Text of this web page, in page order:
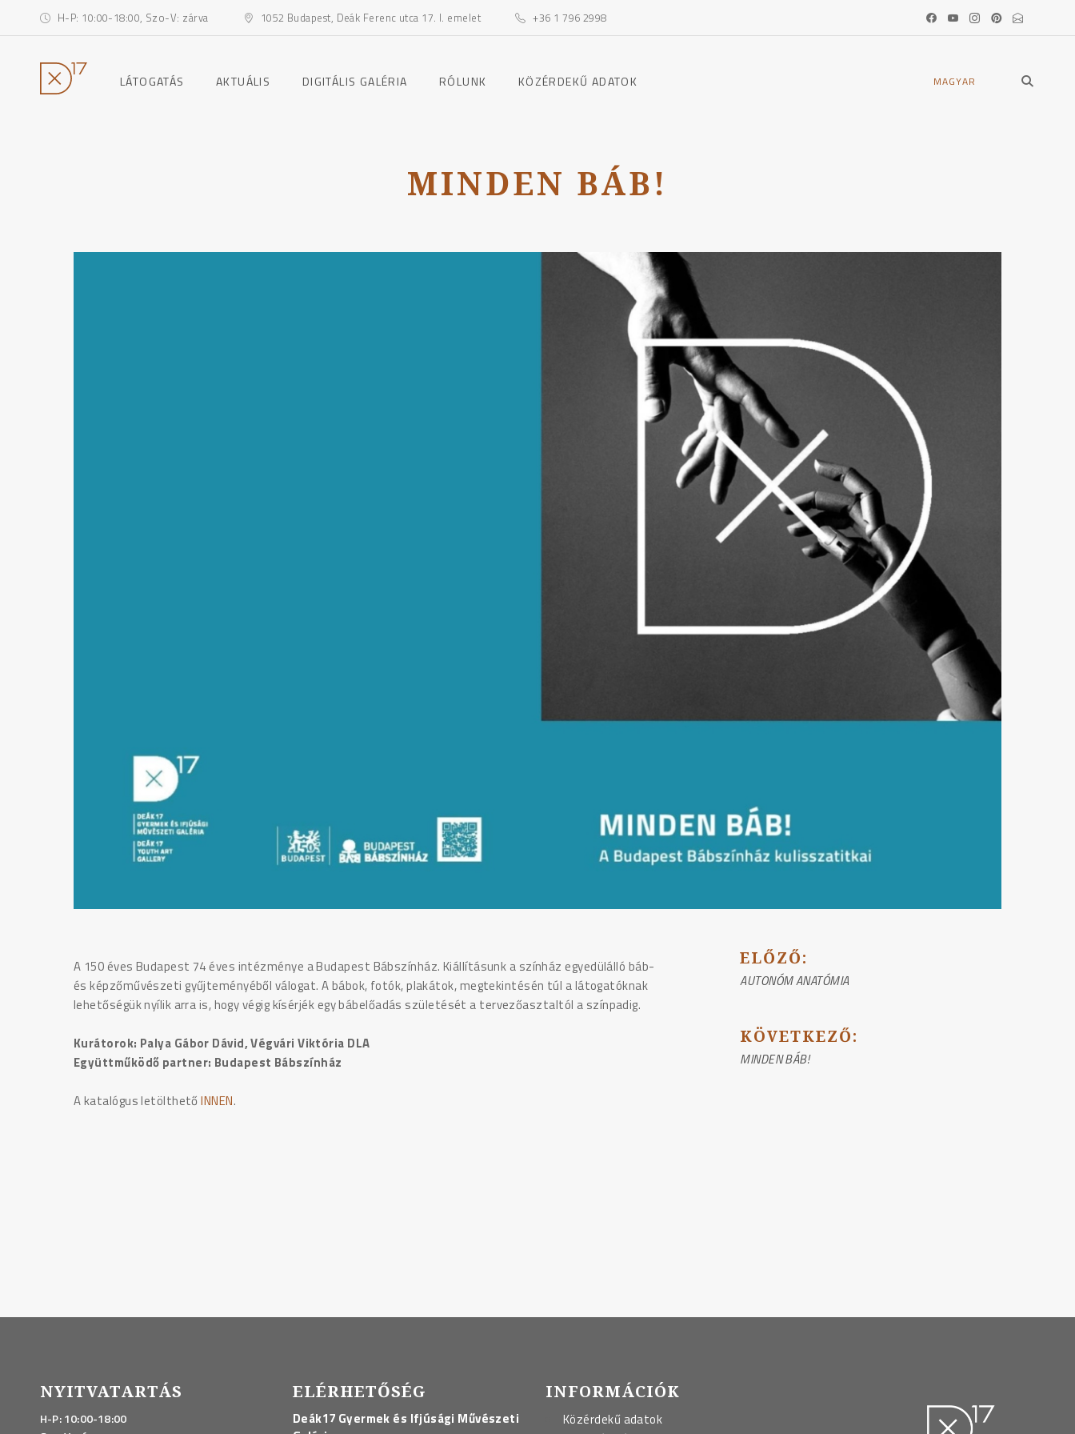
H-P: 10:00-18:00, Szo-V: zárva 1052 Budapest, Deák Ferenc utca 17. I. emelet +36 1 796 2998
LÁTOGATÁS toggleAKTUÁLIS toggleDIGITÁLIS GALÉRIA toggleRÓLUNK toggleKÖZÉRDEKŰ ADATOK MAGYAR
open
MINDEN BÁB!
A 150 éves Budapest 74 éves intézménye a Budapest Bábszínház. Kiállításunk a színház egyedülálló báb-
és képzőművészeti gyűjteményéből válogat. A bábok, fotók, plakátok, megtekintésén túl a látogatóknak
lehetőségük nyílik arra is, hogy végig kísérjék egy bábelőadás születését a tervezőasztaltól a színpadig.
Kurátorok: Palya Gábor Dávid, Végvári Viktória DLA
Együttműködő partner: Budapest Bábszínház
A katalógus letölthetőINNEN.
BEJEGYZÉS
NAVIGÁCIÓ
ELŐZŐ:
AUTONÓM ANATÓMIA
KÖVETKEZŐ:
MINDEN BÁB!
NYITVATARTÁS
H-P: 10:00-18:00
ELÉRHETŐSÉG
Deák17 Gyermek és Ifjúsági Művészeti
INFORMÁCIÓK
Közérdekű adatok